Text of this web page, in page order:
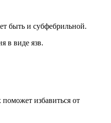
быть и субфебрильной.
в виде язв.
избавиться от